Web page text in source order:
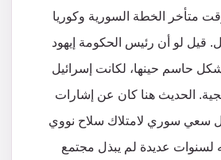
متأخر الخطة السورية وكوريا
قيل لو أن رئيس الحكومة إيهود
حاسم حينها، لكانت إسرائيل
الحديث هنا كان عن إشارات
سعي سوري لامتلاك سلاح نووي
لسنوات عديدة لم يبذل مجتمع